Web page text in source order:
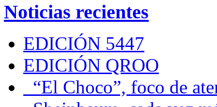
Noticias recientes
EDICIÓN 5447
EDICIÓN QROO
“El Choco”, foco de